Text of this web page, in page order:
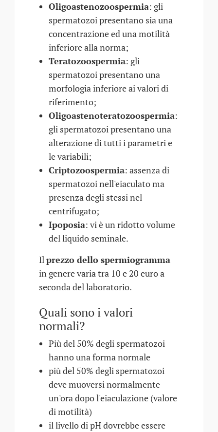
Oligoastenozoospermia: gli
spermatozoi presentano sia una
concentrazione ed una motilità
inferiore alla norma;
Teratozoospermia: gli
spermatozoi presentano una
morfologia inferiore ai valori di
riferimento;
Oligoastenoteratozoospermia:
gli spermatozoi presentano una
alterazione di tutti i parametri e
le variabili;
Criptozoospermia: assenza di
spermatozoi nell'eiaculato ma
presenza degli stessi nel
centrifugato;
Ipoposia: vi è un ridotto volume
del liquido seminale.
Ilprezzo dello spermiogramma
in genere varia tra 10 e 20 euro a
seconda del laboratorio.
Quali sono i valori
normali?
Più del 50% degli spermatozoi
hanno una forma normale
più del 50% degli spermatozoi
deve muoversi normalmente
un'ora dopo l'eiaculazione (valore
di motilità)
il livello di pH dovrebbe essere